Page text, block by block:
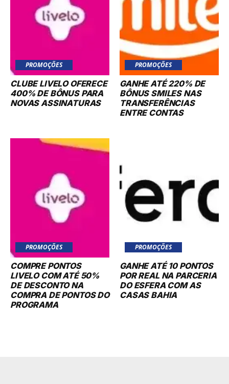
PROMOÇÕES
CLUBE LIVELO OFERECE
400% DE BÔNUS PARA
NOVAS ASSINATURAS
PROMOÇÕES
GANHE ATÉ 220% DE
BÔNUS SMILES NAS
TRANSFERÊNCIAS
ENTRE CONTAS
PROMOÇÕES
COMPRE PONTOS
LIVELO COM ATÉ 50%
DE DESCONTO NA
COMPRA DE PONTOS DO
PROGRAMA
PROMOÇÕES
GANHE ATÉ 10 PONTOS
POR REAL NA PARCERIA
DO ESFERA COM AS
CASAS BAHIA